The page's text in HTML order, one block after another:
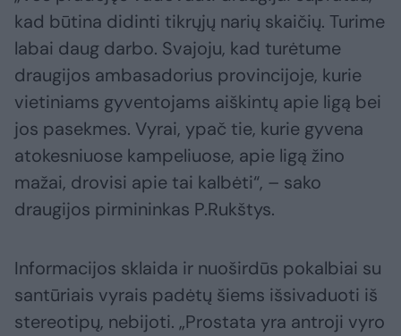
kad būtina didinti tikrųjų narių skaičių. Turime
labai daug darbo. Svajoju, kad turėtume
draugijos ambasadorius provincijoje, kurie
vietiniams gyventojams aiškintų apie ligą bei
jos pasekmes. Vyrai, ypač tie, kurie gyvena
atokesniuose kampeliuose, apie ligą žino
mažai, drovisi apie tai kalbėti“, – sako
draugijos pirmininkas P.Rukštys.
Informacijos sklaida ir nuoširdūs pokalbiai su
santūriais vyrais padėtų šiems išsivaduoti iš
stereotipų, nebijoti. „Prostata yra antroji vyro